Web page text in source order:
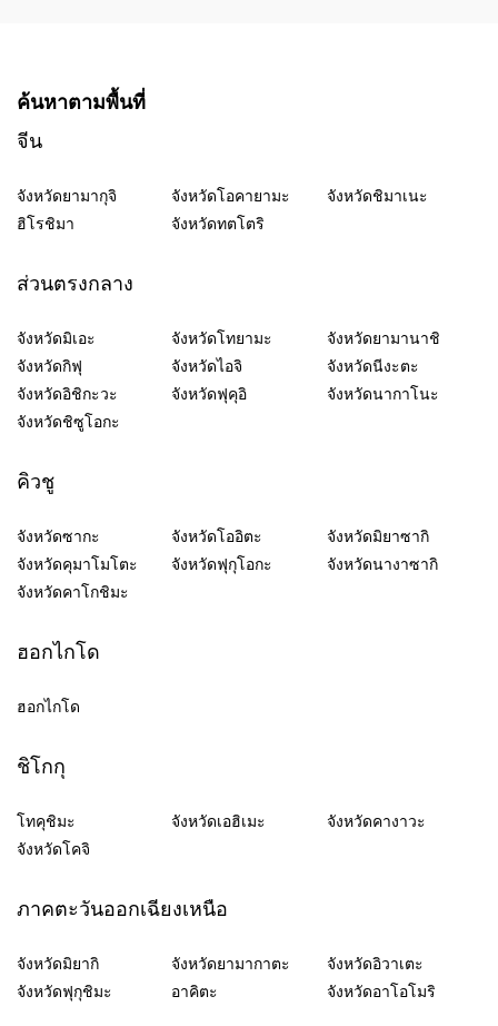
ค้นหาตามพื้นที่
จีน
จังหวัดยามากุจิ จังหวัดโอคายามะ
จังหวัดชิมาเนะ
ฮิโรชิมา
จังหวัดทตโตริ
ส่วนตรงกลาง
จังหวัดมิเอะ จังหวัดโทยามะ
จังหวัดยามานาชิ
จังหวัดกิฟุ
จังหวัดไอจิ
จังหวัดนีงะตะ
จังหวัดอิชิกะวะ
จังหวัดฟุคุอิ
จังหวัดนากาโนะ
จังหวัดชิซูโอกะ
คิวชู
จังหวัดซากะ จังหวัดโออิตะ
จังหวัดมิยาซากิ
จังหวัดคุมาโมโตะ
จังหวัดฟุกุโอกะ
จังหวัดนางาซากิ
จังหวัดคาโกชิมะ
ฮอกไกโด
ฮอกไกโด
ชิโกกุ
โทคุชิมะ จังหวัดเอฮิเมะ
จังหวัดคางาวะ
จังหวัดโคจิ
ภาคตะวันออกเฉียงเหนือ
จังหวัดมิยากิ จังหวัดยามากาตะ
จังหวัดอิวาเตะ
จังหวัดฟุกุชิมะ
อาคิตะ จังหวัดอาโอโมริ